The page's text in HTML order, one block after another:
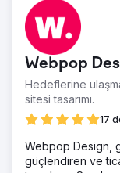
Webpop
Hedeflerine
sitesi tasarımı.
17
Webpop Design,
güçlendiren ve